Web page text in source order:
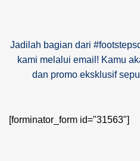
Jadilah bagian dari
kami melalui email! Kamu
dan promo eksklusif
[forminator_form id="31563"]